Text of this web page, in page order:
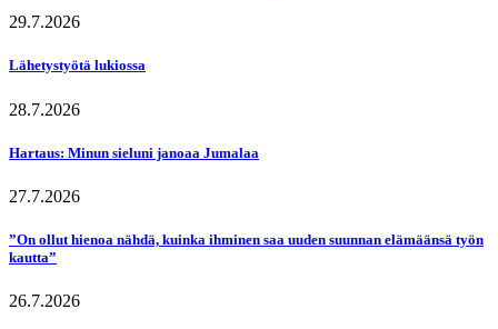
29.7.2026
Lähetystyötä lukiossa
28.7.2026
Hartaus: Minun sieluni janoaa Jumalaa
27.7.2026
”On ollut hienoa nähdä, kuinka ihminen saa uuden suunnan elämäänsä työn
kautta”
26.7.2026